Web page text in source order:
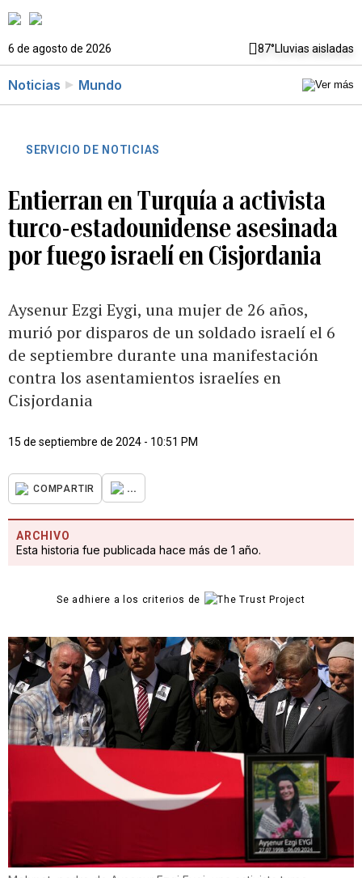
6 de agosto de 2026 87°Lluvias aisladas
Noticias Mundo
SERVICIO DE NOTICIAS
Entierran en Turquía a activista
turco-estadounidense asesinada
por fuego israelí en Cisjordania
Aysenur Ezgi Eygi, una mujer de 26 años,
murió por disparos de un soldado israelí el 6
de septiembre durante una manifestación
contra los asentamientos israelíes en
Cisjordania
15 de septiembre de 2024 - 10:51 PM
COMPARTIR ...
ARCHIVO
Esta historia fue publicada hace más de 1 año.
Se adhiere a los criterios de